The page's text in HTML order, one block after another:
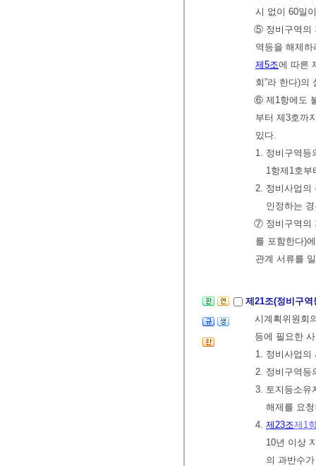
시 없이 60일
⑤ 정비구역의
역등을 해제
제5조에 따른
회”라 한다)의
⑥ 제1항에도
부터 제3호까
있다.
1. 정비구역등
1항제1호
2. 정비사업의
인정하는
⑦ 정비구역의
를 포함한다)
관계 서류를
제21조(정비구
시계획위원회
등에 필요한
1. 정비사업의
2. 정비구역등
3. 토지등소유
해제를 요
4. 제23조제1
10년 이상
의 과반수